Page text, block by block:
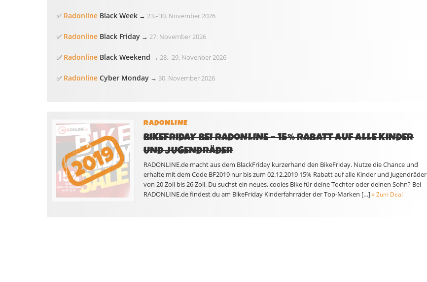
✅ RadonlineBlack Week → 23.–30. November 2026
✅ RadonlineBlack Friday → 27. November 2026
✅ RadonlineBlack Weekend → 28.–29. Novenber 2026
✅ RadonlineCyber Monday → 30. November 2026
RADONLINE
BIKEFRIDAY BEI RADONLINE – 15% RABATT AUF ALLE KINDER
UND JUGENDRÄDER
RADONLINE.de macht aus dem BlackFriday kurzerhand den BikeFriday. Nutze die Chance und
erhalte mit dem Code BF2019 nur bis zum 02.12.2019 15% Rabatt auf alle Kinder und Jugendräder
von 20 Zoll bis 26 Zoll. Du suchst ein neues, cooles Bike für deine Tochter oder deinen Sohn? Bei
RADONLINE.de findest du am BikeFriday Kinderfahrräder der Top-Marken […] » Zum Deal